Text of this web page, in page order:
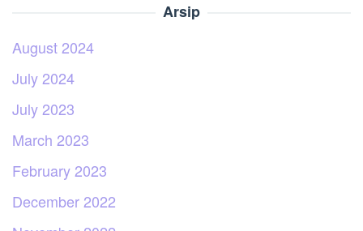
Arsip
August 2024
July 2024
July 2023
March 2023
February 2023
December 2022